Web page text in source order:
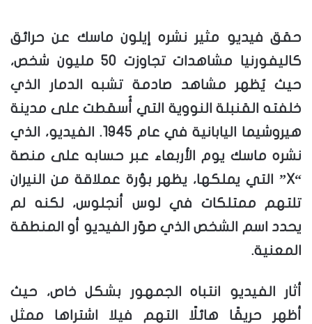
حقق فيديو مثير نشره إيلون ماسك عن حرائق
كاليفورنيا مشاهدات تجاوزت 50 مليون شخص،
حيث يُظهر مشاهد صادمة تشبه الدمار الذي
خلفته القنبلة النووية التي أُسقطت على مدينة
هيروشيما اليابانية في عام 1945. الفيديو، الذي
نشره ماسك يوم الأربعاء عبر حسابه على منصة
“X” التي يملكها، يظهر بؤرة عملاقة من النيران
تلتهم ممتلكات في لوس أنجلوس، لكنه لم
يحدد اسم الشخص الذي صوّر الفيديو أو المنطقة
المعنية.
أثار الفيديو انتباه الجمهور بشكل خاص، حيث
أظهر حريقًا هائلًا التهم فيلا اشتراها ممثل